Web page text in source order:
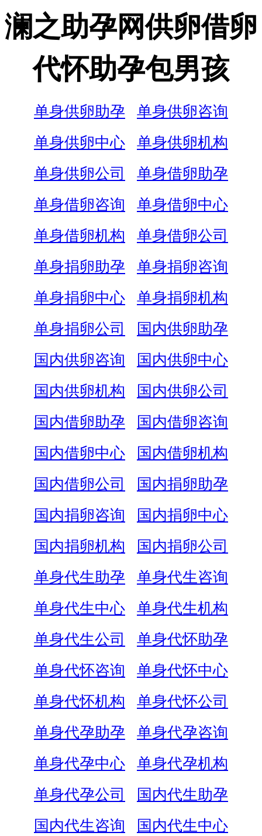
澜之助孕网供卵借卵
代怀助孕包男孩
单身供卵助孕
单身供卵咨询
单身供卵中心
单身供卵机构
单身供卵公司
单身借卵助孕
单身借卵咨询
单身借卵中心
单身借卵机构
单身借卵公司
单身捐卵助孕
单身捐卵咨询
单身捐卵中心
单身捐卵机构
单身捐卵公司
国内供卵助孕
国内供卵咨询
国内供卵中心
国内供卵机构
国内供卵公司
国内借卵助孕
国内借卵咨询
国内借卵中心
国内借卵机构
国内借卵公司
国内捐卵助孕
国内捐卵咨询
国内捐卵中心
国内捐卵机构
国内捐卵公司
单身代生助孕
单身代生咨询
单身代生中心
单身代生机构
单身代生公司
单身代怀助孕
单身代怀咨询
单身代怀中心
单身代怀机构
单身代怀公司
单身代孕助孕
单身代孕咨询
单身代孕中心
单身代孕机构
单身代孕公司
国内代生助孕
国内代生咨询
国内代生中心